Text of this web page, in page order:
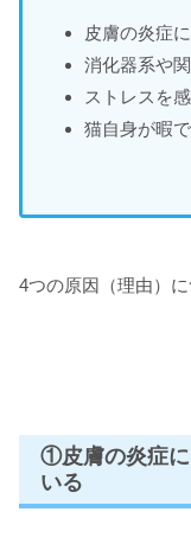
皮膚の炎症
消化器系や
ストレスを
猫自身が暇
4つの原因（理由）に
①皮膚の炎症に
いる